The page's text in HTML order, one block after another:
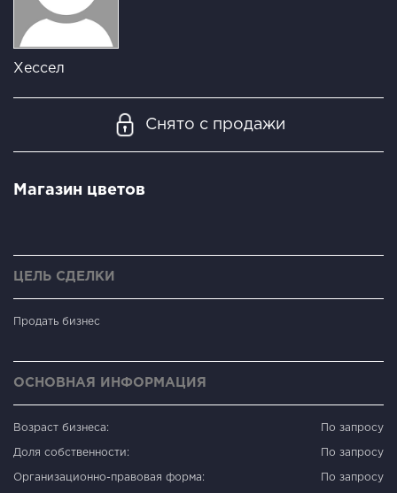
Хессел
Снято с продажи
Магазин цветов
ЦЕЛЬ СДЕЛКИ
Продать бизнес
ОСНОВНАЯ ИНФОРМАЦИЯ
Возраст бизнеса: По запросу
Доля собственности: По запросу
Организационно-правовая форма: По запросу